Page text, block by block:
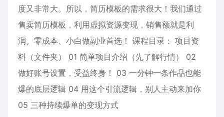
度又非常大。所以，简历模板的需求很大！我们通过
售卖简历模板，利用虚拟资源变现，销售额就是利
润。零成本、小白做副业首选！ 课程目录： 项目资
料（文件夹） 01 简单项目介绍（先了解行情） 02
做好账号设置，受益终身！ 03 一分钟一条作品也能
爆的底层逻辑 04 用这个引流逻辑，别人主动来加你
05 三种持续爆单的变现方式